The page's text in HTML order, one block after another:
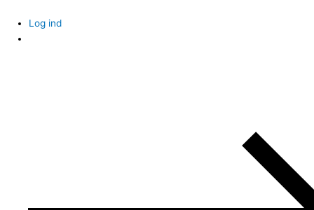
content
Log ind